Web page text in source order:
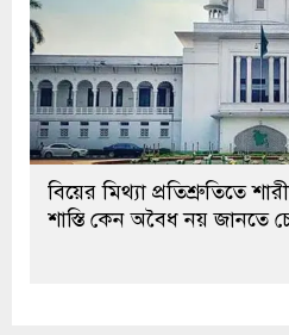
বিয়ের মিথ্যা প্রতিশ্রুতিতে
শাস্তি কেন অবৈধ নয় জানতে